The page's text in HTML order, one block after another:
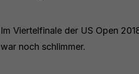
Im Viertelfinale der US Open
war noch schlimmer.